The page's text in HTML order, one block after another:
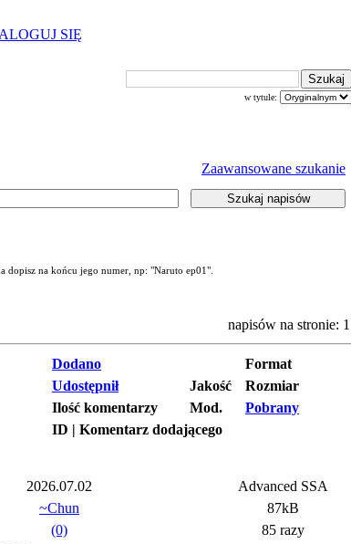
SIĘ
w tytule:
Zaawansowane szukanie
dopisz na końcu jego numer, np: "Naruto ep01".
napisów na stronie: 1
Dodano
Format
Udostępnił Jakość
Rozmiar
Ilość komentarzy Mod.
Pobrany
ID | Komentarz dodającego
2026.07.02
Advanced SSA
~Chun
87kB
(0)
85 razy